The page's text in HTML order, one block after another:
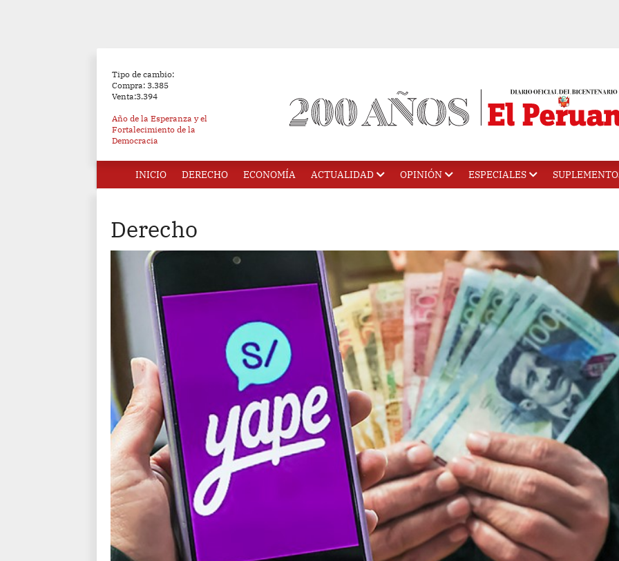
Tipo de cambio:
Compra: 3.385
Venta:3.394
Año de la Esperanza y el
Fortalecimiento de la
Democracia
INICIO DERECHO ECONOMÍA ACTUALIDAD OPINIÓN ESPECIALES
Derecho